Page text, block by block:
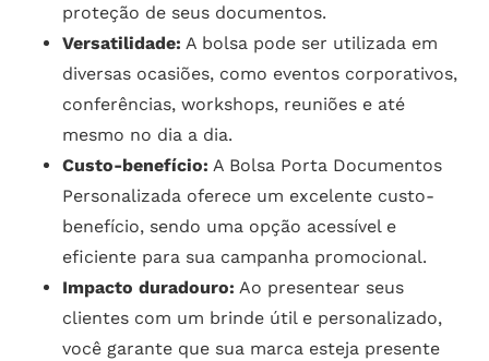
proteção de seus documentos.
Versatilidade: A bolsa pode ser utilizada em
diversas ocasiões, como eventos corporativos,
conferências, workshops, reuniões e até
mesmo no dia a dia.
Custo-benefício: A Bolsa Porta Documentos
Personalizada oferece um excelente custo-
benefício, sendo uma opção acessível e
eficiente para sua campanha promocional.
Impacto duradouro: Ao presentear seus
clientes com um brinde útil e personalizado,
você garante que sua marca esteja presente